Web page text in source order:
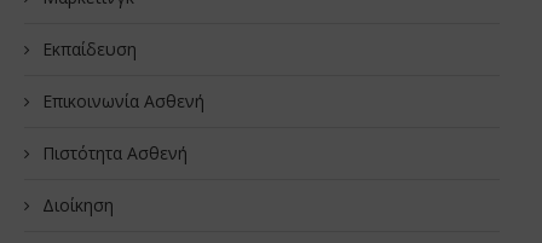
Εκπαίδευση
Επικοινωνία Ασθενή
Πιστότητα Ασθενή
Διοίκηση